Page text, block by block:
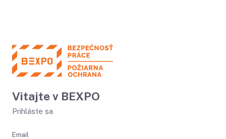
Vitajte v BEXPO
Prihláste sa
Email